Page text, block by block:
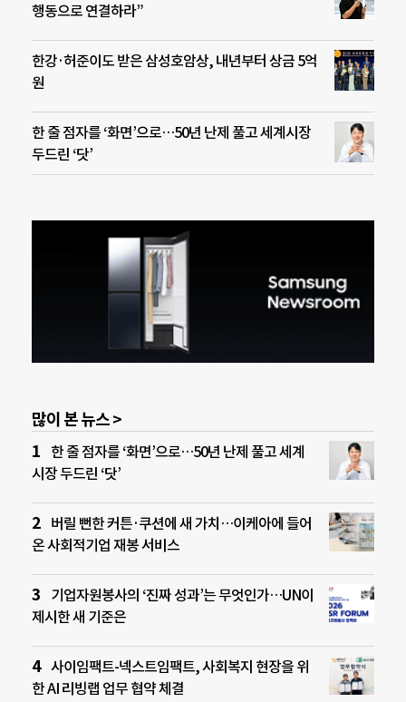
행동으로 연결하라”
한강·허준이도 받은 삼성호암상, 내년부터 상금 5억
원
한 줄 점자를 ‘화면’으로…50년 난제 풀고 세계시장
두드린 ‘닷’
많이 본 뉴스 >
한 줄 점자를 ‘화면’으로…50년 난제 풀고 세계
시장 두드린 ‘닷’
버릴 뻔한 커튼·쿠션에 새 가치…이케아에 들어
온 사회적기업 재봉 서비스
기업자원봉사의 ‘진짜 성과’는 무엇인가…UN이
제시한 새 기준은
사이임팩트-넥스트임팩트, 사회복지 현장을 위
한 AI 리빙랩 업무 협약 체결